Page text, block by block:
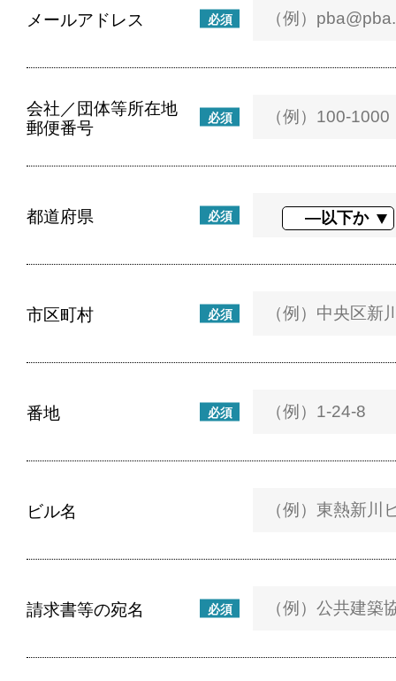
メールアドレス 必須
会社／団体等所在地
郵便番号
必須
都道府県 必須
市区町村 必須
番地 必須
ビル名
請求書等の宛名 必須